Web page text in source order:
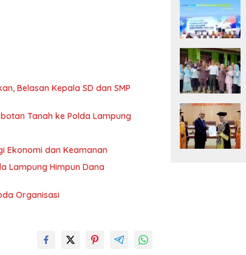
Belasan Kepala SD dan SMP
Tanah ke Polda Lampung
Ekonomi dan Keamanan
Lampung Himpun Dana
Organisasi